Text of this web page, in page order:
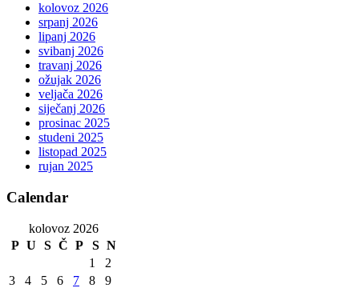
kolovoz 2026
srpanj 2026
lipanj 2026
svibanj 2026
travanj 2026
ožujak 2026
veljača 2026
siječanj 2026
prosinac 2025
studeni 2025
listopad 2025
rujan 2025
Calendar
kolovoz 2026
P U S Č P S N
1
2
3
4 5 6 7 8
9